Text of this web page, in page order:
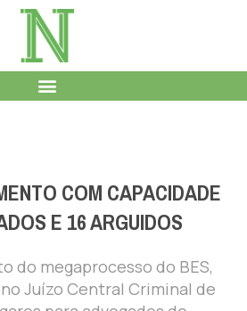
COM CAPACIDADE
E 16 ARGUIDOS
do megaprocesso do BES,
Juízo Central Criminal de